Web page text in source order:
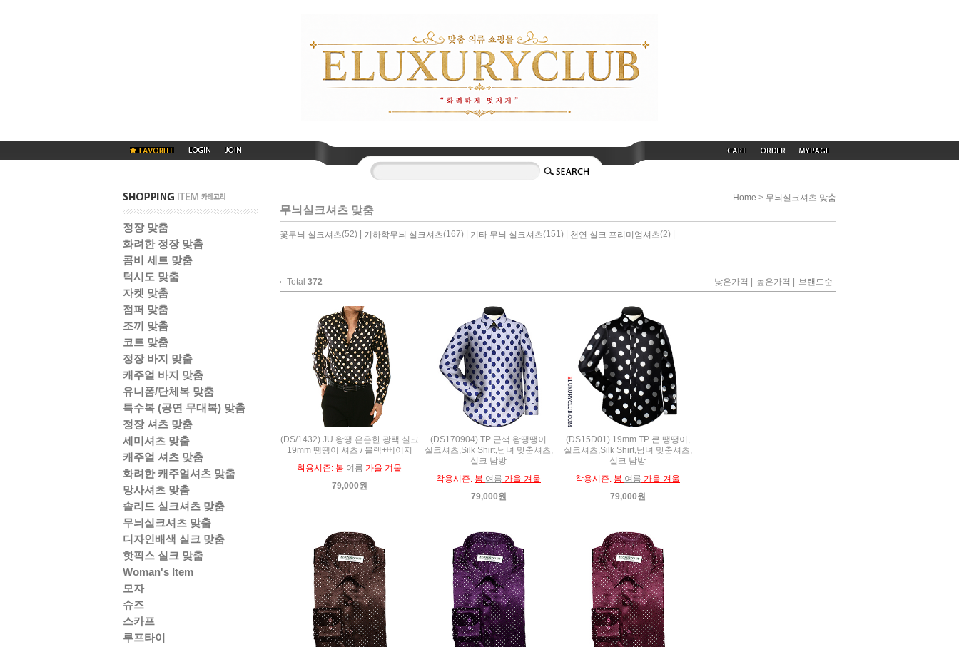
정장 맞춤
화려한 정장 맞춤
콤비 세트 맞춤
턱시도 맞춤
자켓 맞춤
점퍼 맞춤
조끼 맞춤
코트 맞춤
정장 바지 맞춤
캐주얼 바지 맞춤
유니폼/단체복 맞춤
특수복 (공연 무대복) 맞춤
정장 셔츠 맞춤
세미셔츠 맞춤
캐주얼 셔츠 맞춤
화려한 캐주얼셔츠 맞춤
망사셔츠 맞춤
솔리드 실크셔츠 맞춤
무늬실크셔츠 맞춤
디자인배색 실크 맞춤
핫픽스 실크 맞춤
Woman's Item
모자
슈즈
스카프
루프타이
Home > 무늬실크셔츠 맞춤
무늬실크셔츠 맞춤
꽃무늬 실크셔츠(52) | 기하학무늬 실크셔츠(167) | 기타 무늬 실크셔츠(151) | 천연 실크 프리미엄셔츠(2) |
Total 372 낮은가격 | 높은가격 | 브랜드순
(DS/1432) JU 왕땡 은은한 광택 실크
19mm 땡땡이 셔츠 / 블랙+베이지
착용시즌: 봄 여름 가을 겨울
79,000원
(DS170904) TP 곤색 왕땡땡이
실크셔츠,Silk Shirt,남녀 맞춤셔츠,
실크 남방
착용시즌: 봄 여름 가을 겨울
79,000원
(DS15D01) 19mm TP 큰 땡땡이,
실크셔츠,Silk Shirt,남녀 맞춤셔츠,
실크 남방
착용시즌: 봄 여름 가을 겨울
79,000원